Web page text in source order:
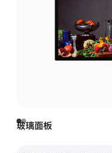
玻璃面板